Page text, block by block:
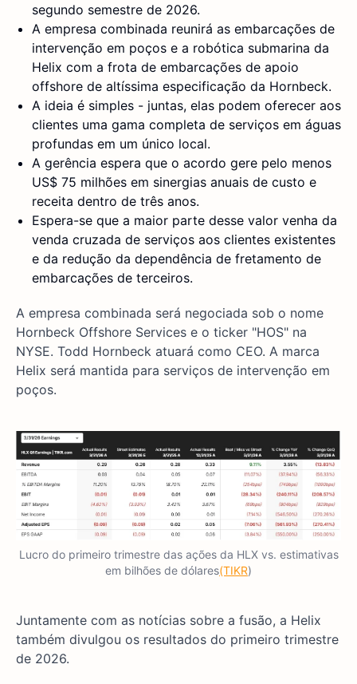
segundo semestre de 2026.
A empresa combinada reunirá as embarcações de
intervenção em poços e a robótica submarina da
Helix com a frota de embarcações de apoio
offshore de altíssima especificação da Hornbeck.
A ideia é simples - juntas, elas podem oferecer aos
clientes uma gama completa de serviços em águas
profundas em um único local.
A gerência espera que o acordo gere pelo menos
US$ 75 milhões em sinergias anuais de custo e
receita dentro de três anos.
Espera-se que a maior parte desse valor venha da
venda cruzada de serviços aos clientes existentes
e da redução da dependência de fretamento de
embarcações de terceiros.
A empresa combinada será negociada sob o nome
Hornbeck Offshore Services e o ticker "HOS" na
NYSE. Todd Hornbeck atuará como CEO. A marca
Helix será mantida para serviços de intervenção em
poços.
Lucro do primeiro trimestre das ações da HLX vs. estimativas
em bilhões de dólares(TIKR)
Juntamente com as notícias sobre a fusão, a Helix
também divulgou os resultados do primeiro trimestre
de 2026.